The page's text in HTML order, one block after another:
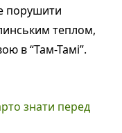
порушити
теплом,
в “Там-Тамі”.
знати перед